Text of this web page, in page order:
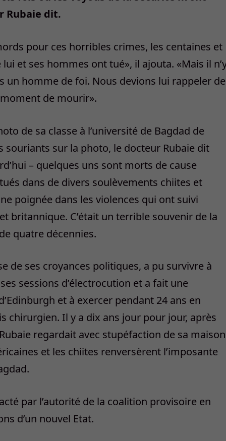
Rubaie dit.
pour ces horribles crimes, les centaines et
et ses hommes ont tué», il ajouta. «Mais il
un homme de foi. Nous devions lui rappeler de
de mourir».
de sa classe à l’université de Bagdad de
souriants sur la photo, le docteur Rubaie dit
– quelques uns sont morts de cause
dans de divers soulèvements chiites et
poignée dans les violences qui ont suivi
britannique. C’était un terrible souvenir de la
quatre décennies.
de ses croyances politiques, a pu survivre à
sessions d’électrocution et a fait une
et à exercer pendant 24 ans en
chirurgien. Il y a dix ans jour pour jour, après
regardait avec stupéfaction de sa maison
et les chiites renversèrent l’imposante
par l’autorité de la coalition provisoire en
d’un nouvel Etat.